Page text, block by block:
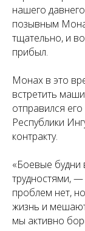
нашего
позывным
тщательно, и
прибыл.
Монах в это
встретить
отправился
Республики
контракту.
«Боевые будни
трудностями,
проблем нет,
жизнь и
мы активно